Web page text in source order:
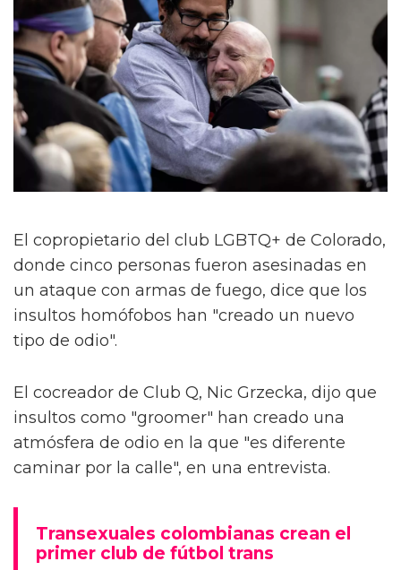
El copropietario del club LGBTQ+ de Colorado,
donde cinco personas fueron asesinadas en
un ataque con armas de fuego, dice que los
insultos homófobos han "creado un nuevo
tipo de odio".
El cocreador de Club Q, Nic Grzecka, dijo que
insultos como "groomer" han creado una
atmósfera de odio en la que "es diferente
caminar por la calle", en una entrevista.
Transexuales colombianas crean el
primer club de fútbol trans